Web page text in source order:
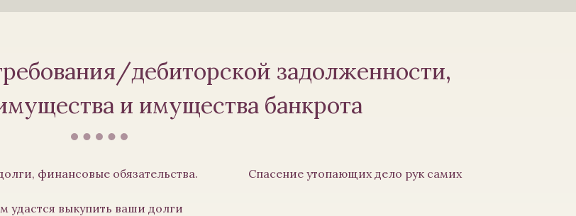
дебиторской задолженности,
и имущества банкрота
Спасение утопающих дело рук самих
финансовые обязательства.
удастся выкупить ваши долги